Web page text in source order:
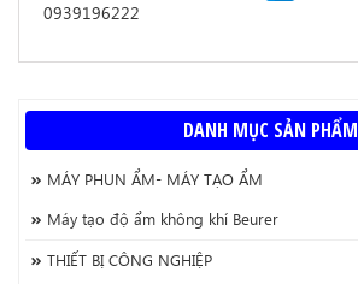
0939196222
DANH MỤC SẢN PHẨM
MÁY PHUN ẨM- MÁY TẠO ẨM
Máy tạo độ ẩm không khí Beurer
THIẾT BỊ CÔNG NGHIỆP